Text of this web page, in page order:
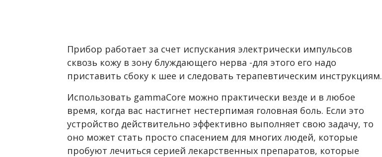
Прибор работает за счет испускания электрически импульсов
сквозь кожу в зону блуждающего нерва -для этого его надо
приставить сбоку к шее и следовать терапевтическим инструкциям.
Использовать gammaCore можно практически везде и в любое
время, когда вас настигнет нестерпимая головная боль. Если это
устройство действительно эффективно выполняет свою задачу, то
оно может стать просто спасением для многих людей, которые
пробуют лечиться серией лекарственных препаратов, которые